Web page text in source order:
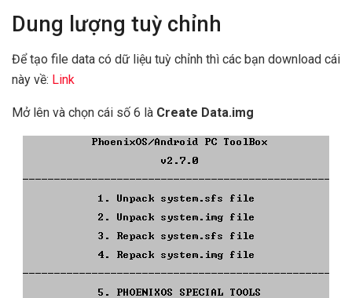
Dung lượng tuỳ chỉnh
Để tạo file data có dữ liệu tuỳ chỉnh thì các bạn download cái
này về: Link
Mở lên và chọn cái số 6 là Create Data.img